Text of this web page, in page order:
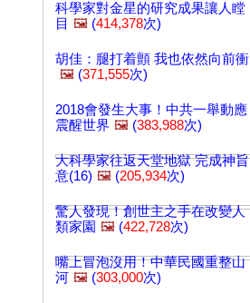
科學家對金星的研究成果讓人瞠
目 🖼️ (414,378次)
胡佳：腿打着顫 我也依然向前衝
🖼️ (371,555次)
2018會發生大事！中共一舉動應
震醒世界 🖼️ (383,988次)
大科學家往返天堂地獄 完成神旨
意(16) 🖼️ (205,934次)
驚人發現！創世主之手在改變人
類家園 🖼️ (422,728次)
嘴上冒泡沒用！中華民國重整山
河 🖼️ (303,000次)